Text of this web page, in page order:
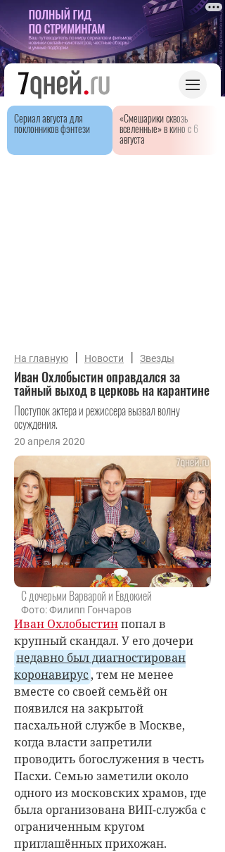
Сериал августа для
поклонников фэнтези
«Смешарики сквозь
вселенные» в кино с 6
августа
На главную | Новости | Звезды
Иван Охлобыстин оправдался за
тайный выход в церковь на карантине
Поступок актера и режиссера вызвал волну
осуждения.
20 апреля 2020
С дочерьми Варварой и Евдокией
Фото: Филипп Гончаров
Иван Охлобыстинпопал в
крупный скандал. У его дочери
недавно был диагностирован
коронавирус, тем не менее
вместе со своей семьёй он
появился на закрытой
пасхальной службе в Москве,
когда власти запретили
проводить богослужения в честь
Пасхи. Семью заметили около
одного из московских храмов, где
была организована ВИП-служба с
ограниченным кругом
приглашённых прихожан.